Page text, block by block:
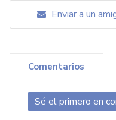
Enviar a un
Comentarios
Sé el primero en